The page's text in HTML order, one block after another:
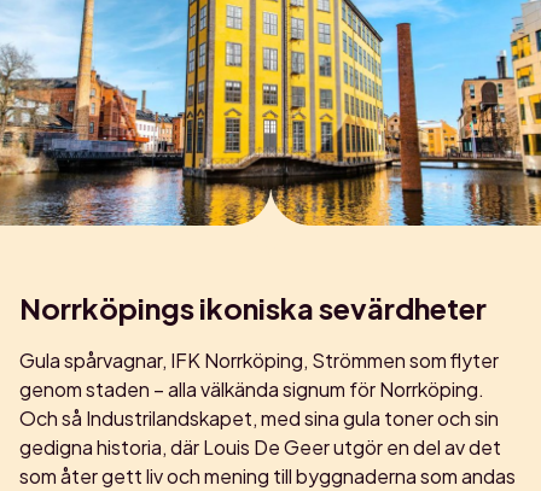
Norrköpings ikoniska sevärdheter
Gula spårvagnar, IFK Norrköping, Strömmen som flyter
genom staden – alla välkända signum för Norrköping.
Och så Industrilandskapet, med sina gula toner och sin
gedigna historia, där Louis De Geer utgör en del av det
som åter gett liv och mening till byggnaderna som andas